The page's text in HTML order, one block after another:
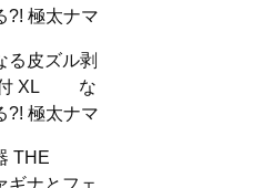
?! 極太ナマ
る皮ズル剥
付 XL な
?! 極太ナマ
THE
ナとフェ